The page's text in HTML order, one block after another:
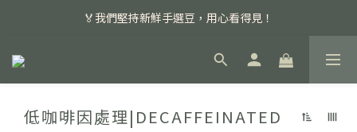
📣 本月主打特殊處理咖啡豆，任選超優惠！
🏅我們堅持新鮮手選豆，用心看得見！
📣 📣 新加入會員即享百元購物金，消費滿額再享免運費！
低咖啡因處理|DECAFFEINATED